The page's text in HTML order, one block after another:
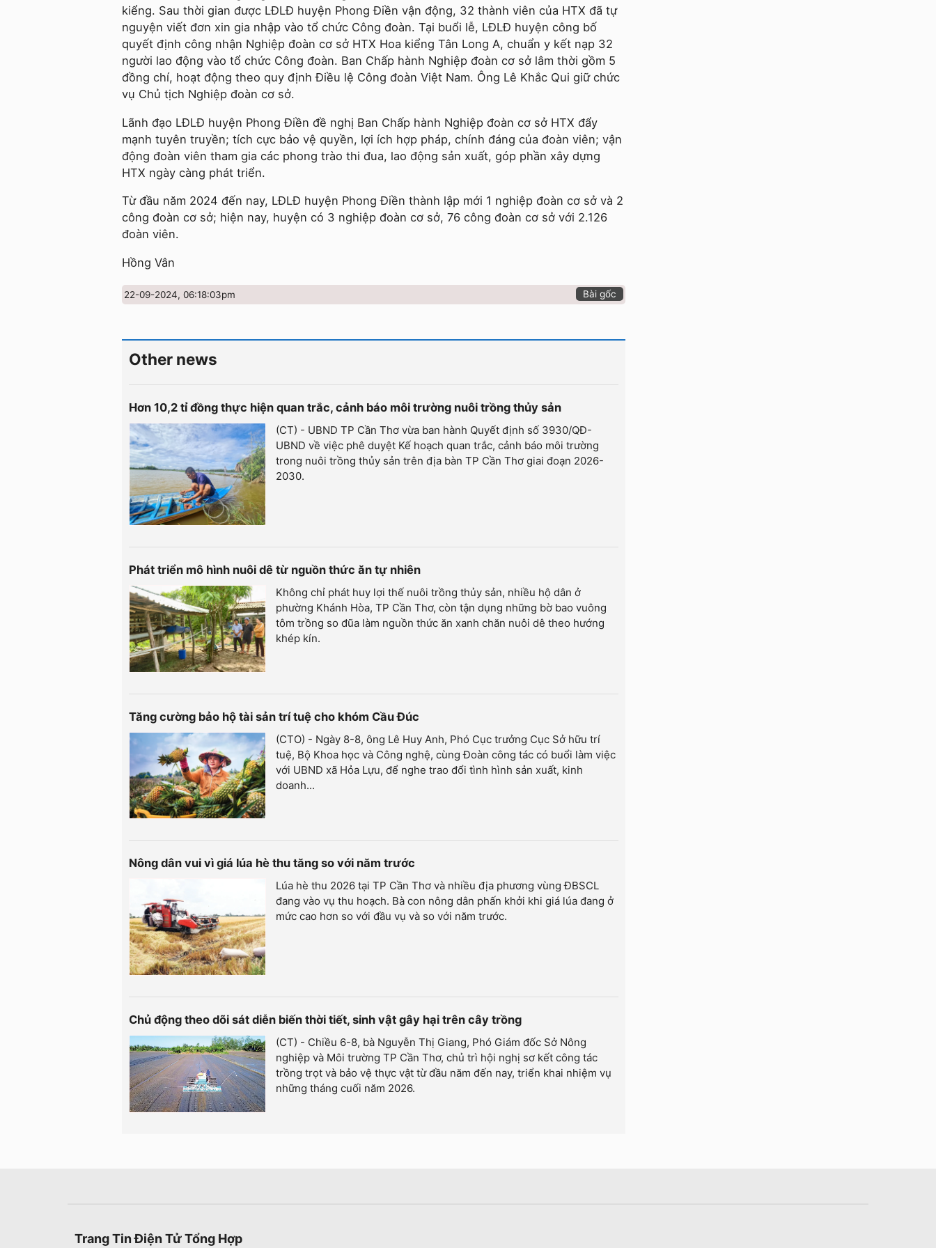
kiểng. Sau thời gian được LĐLĐ huyện Phong Điền vận động, 32 thành viên của HTX đã tự
nguyện viết đơn xin gia nhập vào tổ chức Công đoàn. Tại buổi lễ, LĐLĐ huyện công bố
quyết định công nhận Nghiệp đoàn cơ sở HTX Hoa kiểng Tân Long A, chuẩn y kết nạp 32
người lao động vào tổ chức Công đoàn. Ban Chấp hành Nghiệp đoàn cơ sở lâm thời gồm 5
đồng chí, hoạt động theo quy định Điều lệ Công đoàn Việt Nam. Ông Lê Khắc Qui giữ chức
vụ Chủ tịch Nghiệp đoàn cơ sở.
Lãnh đạo LĐLĐ huyện Phong Điền đề nghị Ban Chấp hành Nghiệp đoàn cơ sở HTX đẩy
mạnh tuyên truyền; tích cực bảo vệ quyền, lợi ích hợp pháp, chính đáng của đoàn viên; vận
động đoàn viên tham gia các phong trào thi đua, lao động sản xuất, góp phần xây dựng
HTX ngày càng phát triển.
Từ đầu năm 2024 đến nay, LĐLĐ huyện Phong Điền thành lập mới 1 nghiệp đoàn cơ sở và 2
công đoàn cơ sở; hiện nay, huyện có 3 nghiệp đoàn cơ sở, 76 công đoàn cơ sở với 2.126
đoàn viên.
Hồng Vân
22-09-2024, 06:18:03pm Bài gốc
Other news
Hơn 10,2 tỉ đồng thực hiện quan trắc, cảnh báo môi trường nuôi trồng thủy sản
(CT) - UBND TP Cần Thơ vừa ban hành Quyết định số 3930/QĐ-
UBND về việc phê duyệt Kế hoạch quan trắc, cảnh báo môi trường
trong nuôi trồng thủy sản trên địa bàn TP Cần Thơ giai đoạn 2026-
2030.
Phát triển mô hình nuôi dê từ nguồn thức ăn tự nhiên
Không chỉ phát huy lợi thế nuôi trồng thủy sản, nhiều hộ dân ở
phường Khánh Hòa, TP Cần Thơ, còn tận dụng những bờ bao vuông
tôm trồng so đũa làm nguồn thức ăn xanh chăn nuôi dê theo hướng
khép kín.
Tăng cường bảo hộ tài sản trí tuệ cho khóm Cầu Đúc
(CTO) - Ngày 8-8, ông Lê Huy Anh, Phó Cục trưởng Cục Sở hữu trí
tuệ, Bộ Khoa học và Công nghệ, cùng Đoàn công tác có buổi làm việc
với UBND xã Hỏa Lựu, để nghe trao đổi tình hình sản xuất, kinh
doanh...
Nông dân vui vì giá lúa hè thu tăng so với năm trước
Lúa hè thu 2026 tại TP Cần Thơ và nhiều địa phương vùng ĐBSCL
đang vào vụ thu hoạch. Bà con nông dân phấn khởi khi giá lúa đang ở
mức cao hơn so với đầu vụ và so với năm trước.
Chủ động theo dõi sát diễn biến thời tiết, sinh vật gây hại trên cây trồng
(CT) - Chiều 6-8, bà Nguyễn Thị Giang, Phó Giám đốc Sở Nông
nghiệp và Môi trường TP Cần Thơ, chủ trì hội nghị sơ kết công tác
trồng trọt và bảo vệ thực vật từ đầu năm đến nay, triển khai nhiệm vụ
những tháng cuối năm 2026.
Trang Tin Điện Tử Tổng Hợp